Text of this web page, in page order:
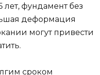
фундамент без
деформация
могут привести
сроком